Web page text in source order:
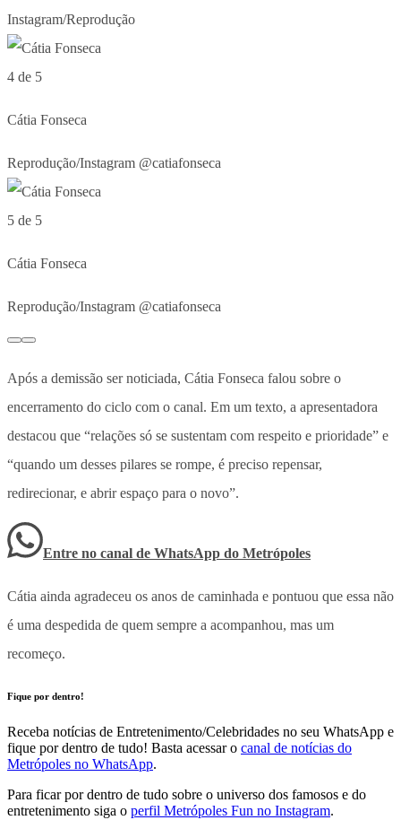
Instagram/Reprodução
4 de 5
Cátia Fonseca
Reprodução/Instagram @catiafonseca
5 de 5
Cátia Fonseca
Reprodução/Instagram @catiafonseca
Após a demissão ser noticiada, Cátia Fonseca falou sobre o
encerramento do ciclo com o canal. Em um texto, a apresentadora
destacou que “relações só se sustentam com respeito e prioridade” e
“quando um desses pilares se rompe, é preciso repensar,
redirecionar, e abrir espaço para o novo”.
Entre no canal de WhatsApp do Metrópoles
Cátia ainda agradeceu os anos de caminhada e pontuou que essa não
é uma despedida de quem sempre a acompanhou, mas um
recomeço.
Fique por dentro!
Receba notícias de Entretenimento/Celebridades no seu WhatsApp e
fique por dentro de tudo! Basta acessar o canal de notícias do
Metrópoles no WhatsApp.
Para ficar por dentro de tudo sobre o universo dos famosos e do
entretenimento siga o perfil Metrópoles Fun no Instagram.